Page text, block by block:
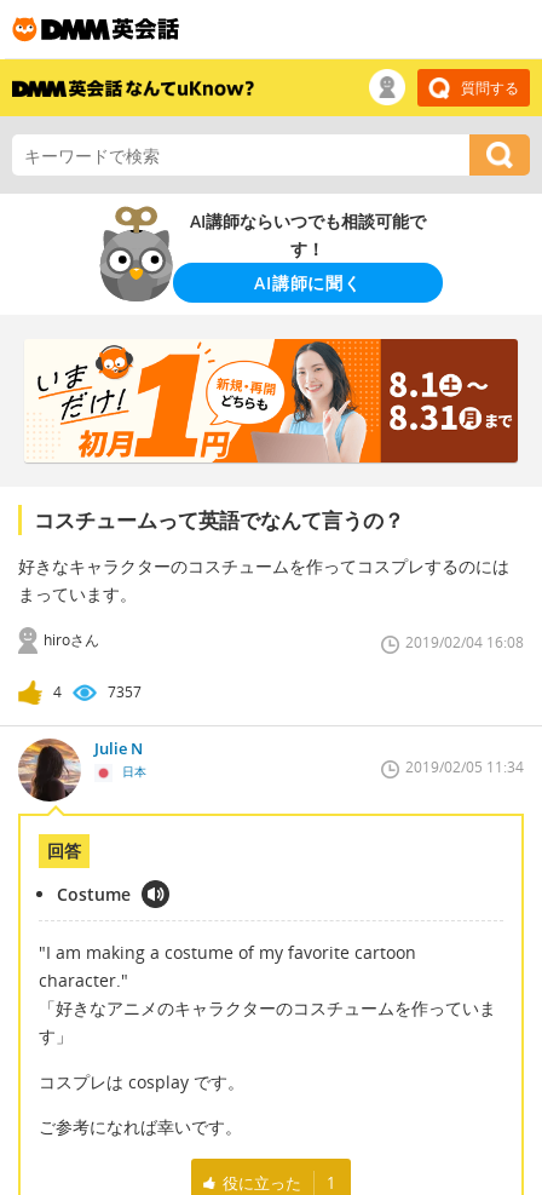
質問する
AI講師ならいつでも相談可能で
す！
AI講師に聞く
コスチュームって英語でなんて言うの？
好きなキャラクターのコスチュームを作ってコスプレするのには
まっています。
hiroさん 2019/02/04 16:08
4 7357
Julie N
日本 2019/02/05 11:34
回答
Costume
"I am making a costume of my favorite cartoon
character."
「好きなアニメのキャラクターのコスチュームを作っていま
す」
コスプレは cosplay です。
ご参考になれば幸いです。
役に立った 1